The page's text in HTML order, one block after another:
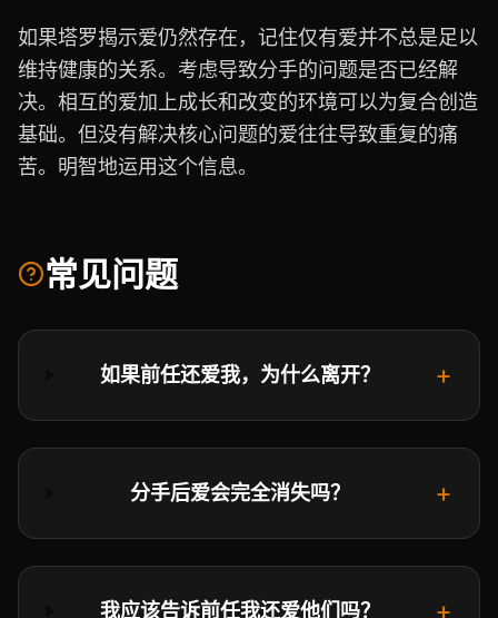
如果塔罗揭示爱仍然存在，记住仅有爱并不总是足以
维持健康的关系。考虑导致分手的问题是否已经解
决。相互的爱加上成长和改变的环境可以为复合创造
基础。但没有解决核心问题的爱往往导致重复的痛
苦。明智地运用这个信息。
常见问题
如果前任还爱我，为什么离开？ +
分手后爱会完全消失吗？ +
我应该告诉前任我还爱他们吗？ +